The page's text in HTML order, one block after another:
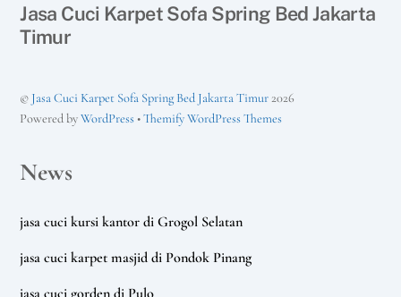
Jasa Cuci Karpet Sofa Spring Bed Jakarta
Timur
© Jasa Cuci Karpet Sofa Spring Bed Jakarta Timur2026
Powered byWordPress •Themify WordPress Themes
News
jasa cuci kursi kantor di Grogol Selatan
jasa cuci karpet masjid di Pondok Pinang
jasa cuci gorden di Pulo